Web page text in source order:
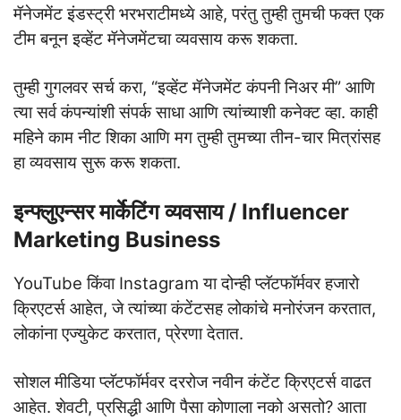
मॅनेजमेंट इंडस्ट्री भरभराटीमध्ये आहे, परंतु तुम्ही तुमची फक्त एक
टीम बनून इव्हेंट मॅनेजमेंटचा व्यवसाय करू शकता.
तुम्ही गुगलवर सर्च करा, “इव्हेंट मॅनेजमेंट कंपनी निअर मी” आणि
त्या सर्व कंपन्यांशी संपर्क साधा आणि त्यांच्याशी कनेक्ट व्हा. काही
महिने काम नीट शिका आणि मग तुम्ही तुमच्या तीन-चार मित्रांसह
हा व्यवसाय सुरू करू शकता.
इन्फ्लुएन्सर मार्केटिंग व्यवसाय / Influencer
Marketing Business
YouTube किंवा Instagram या दोन्ही प्लॅटफॉर्मवर हजारो
क्रिएटर्स आहेत, जे त्यांच्या कंटेंटसह लोकांचे मनोरंजन करतात,
लोकांना एज्युकेट करतात, प्रेरणा देतात.
सोशल मीडिया प्लॅटफॉर्मवर दररोज नवीन कंटेंट क्रिएटर्स वाढत
आहेत. शेवटी, प्रसिद्धी आणि पैसा कोणाला नको असतो? आता